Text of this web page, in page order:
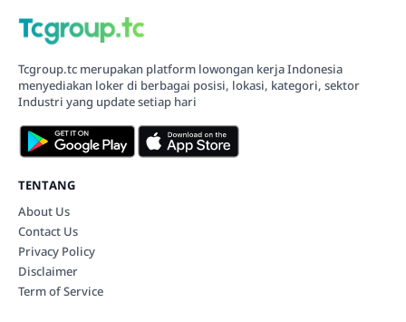
Tcgroup.tc merupakan platform lowongan kerja Indonesia
menyediakan loker di berbagai posisi, lokasi, kategori, sektor
Industri yang update setiap hari
TENTANG
About Us
Contact Us
Privacy Policy
Disclaimer
Term of Service